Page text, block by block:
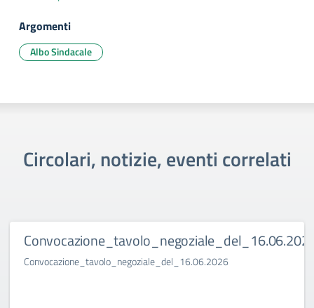
Argomenti
Albo Sindacale
Circolari, notizie, eventi correlati
Convocazione_tavolo_negoziale_del_16.06.2026